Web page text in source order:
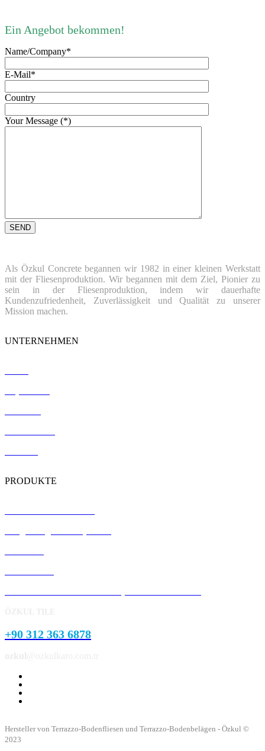
Ein Angebot bekommen!
Name/Company*
E-Mail*
Country
Your Message (*)
Als Özkul Concrete begannen wir 1982 in einer kleinen Werkstatt
mit der Fliesenproduktion. Wir begannen mit dem Ziel, Pionier zu
sein in der Fliesenproduktion, indem wir dauerhafte
Kundenzufriedenheit, Zuverlässigkeit und Qualität zu unserer
Mission machen.
UNTERNEHMEN
PRODUKTE
+90 312 363 6878
Hersteller von Terrazzo-Bodenfliesen und Terrazzo-Bodenbelägen - Özkul ©
2023